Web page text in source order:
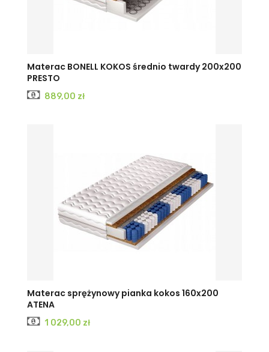
Materac BONELL KOKOS średnio twardy 200x200
PRESTO
Cena
889,00 zł
Materac sprężynowy pianka kokos 160x200
ATENA
Cena
1 029,00 zł